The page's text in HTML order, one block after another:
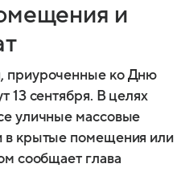
и
приуроченные ко Дню
13 сентября. В целях
уличные массовые
в крытые помещения или
сообщает глава